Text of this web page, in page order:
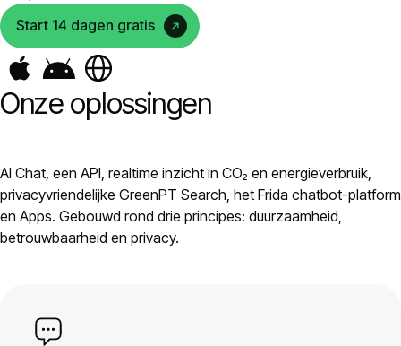
Start 14 dagen gratis
Onze oplossingen
AI Chat, een API, realtime inzicht in CO₂ en energieverbruik,
privacyvriendelijke GreenPT Search, het Frida chatbot-platform
en Apps. Gebouwd rond drie principes: duurzaamheid,
betrouwbaarheid en privacy.